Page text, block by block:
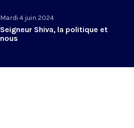
Mardi 4 juin 2024
Seigneur Shiva, la politique et
nous